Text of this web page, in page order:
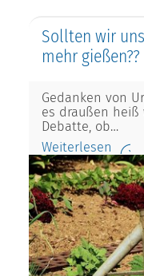
Sollten wir
mehr gießen??
Gedanken von
es draußen
Debatte, ob…
Weiterlesen